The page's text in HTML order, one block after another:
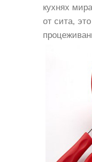
кухнях
от сита,